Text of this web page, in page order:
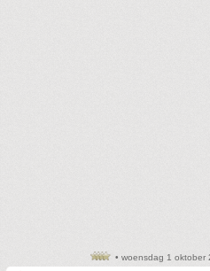
• woensdag 1 oktober